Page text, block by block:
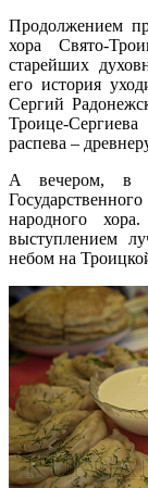
Продолжением
хора Свято-
старейших
его история
Сергий
Троице-
распева –
А вечером, в
народного
выступлением
небом на